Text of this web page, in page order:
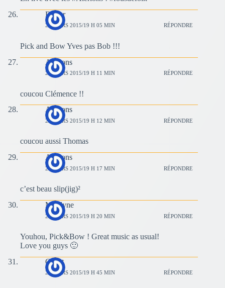
Didier
29 MARS 2015/19 H 05 MIN RÉPONDRE
Pick and Bow Yves pas Bob !!!
Alérions
29 MARS 2015/19 H 11 MIN RÉPONDRE
coucou Clémence !!
Alérions
29 MARS 2015/19 H 12 MIN RÉPONDRE
coucou aussi Thomas
Alérions
29 MARS 2015/19 H 17 MIN RÉPONDRE
c’est beau slip(jig)²
Marilyne
29 MARS 2015/19 H 20 MIN RÉPONDRE
Youhou, Pick&Bow ! Great music as usual!
Love you guys 🙂
Guest
29 MARS 2015/19 H 45 MIN RÉPONDRE